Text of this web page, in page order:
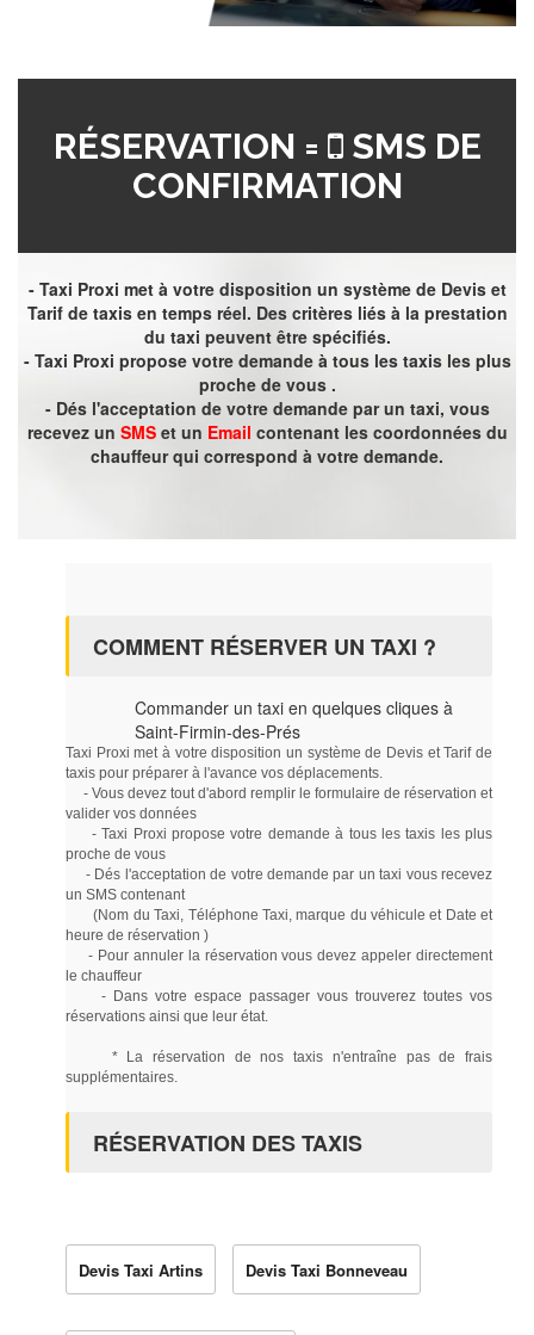
RÉSERVATION =
SMS DE
CONFIRMATION
- Taxi Proxi met à votre disposition un système de Devis et
Tarif de taxis en temps réel. Des critères liés à la prestation
du taxi peuvent être spécifiés.
- Taxi Proxi propose votre demande à tous les taxis les plus
proche de vous .
- Dés l'acceptation de votre demande par un taxi, vous
recevez un SMSet un Email contenant les coordonnées du
chauffeur qui correspond à votre demande.
COMMENT RÉSERVER UN TAXI ?
Commander un taxi en quelques cliques à
Saint-Firmin-des-Prés
Taxi Proxi met à votre disposition un système de Devis et Tarif de
taxis pour préparer à l'avance vos déplacements.
- Vous devez tout d'abord remplir le formulaire de réservation et
valider vos données
- Taxi Proxi propose votre demande à tous les taxis les plus
proche de vous
- Dés l'acceptation de votre demande par un taxi vous recevez
un SMS contenant
(Nom du Taxi, Téléphone Taxi, marque du véhicule et Date et
heure de réservation )
- Pour annuler la réservation vous devez appeler directement
le chauffeur
- Dans votre espace passager vous trouverez toutes vos
réservations ainsi que leur état.
* La réservation de nos taxis n'entraîne pas de frais
supplémentaires.
RÉSERVATION DES TAXIS
Devis Taxi Artins Devis Taxi Bonneveau